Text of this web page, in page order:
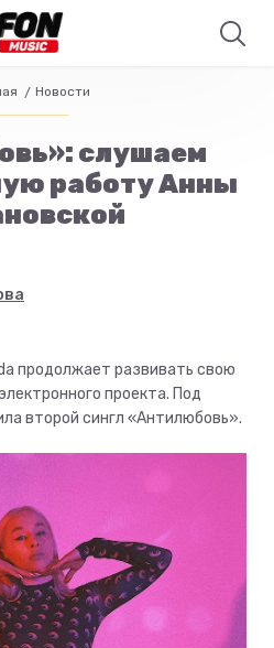
Новости
слушаем
работу Анны
продолжает развивать свою
проекта. Под
второй сингл «Антилюбовь».